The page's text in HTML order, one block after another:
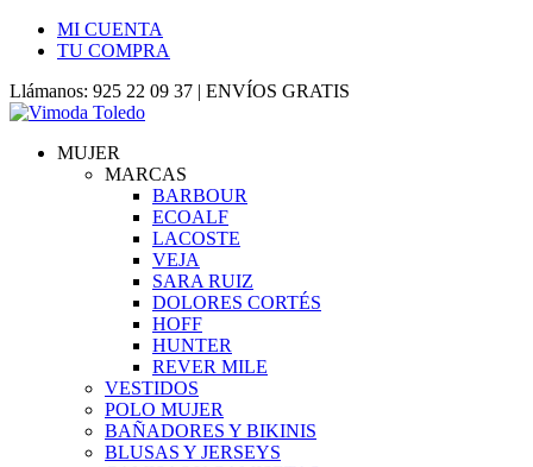
MI CUENTA
TU COMPRA
Llámanos: 925 22 09 37 | ENVÍOS GRATIS
MUJER
MARCAS
BARBOUR
ECOALF
LACOSTE
VEJA
SARA RUIZ
DOLORES CORTÉS
HOFF
HUNTER
REVER MILE
VESTIDOS
POLO MUJER
BAÑADORES Y BIKINIS
BLUSAS Y JERSEYS